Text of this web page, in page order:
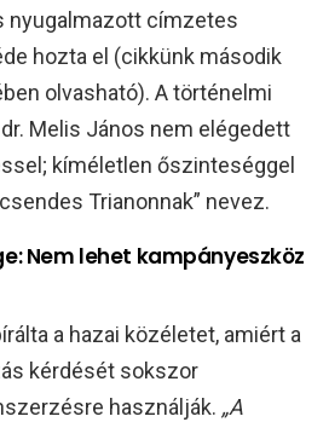
nyugalmazott címzetes
hozta el (cikkünk második
olvasható). A történelmi
Melis János nem elégedett
kíméletlen őszinteséggel
Trianonnak” nevez.
Nem lehet kampányeszköz
a hazai közéletet, amiért a
kérdését sokszor
használják. „A